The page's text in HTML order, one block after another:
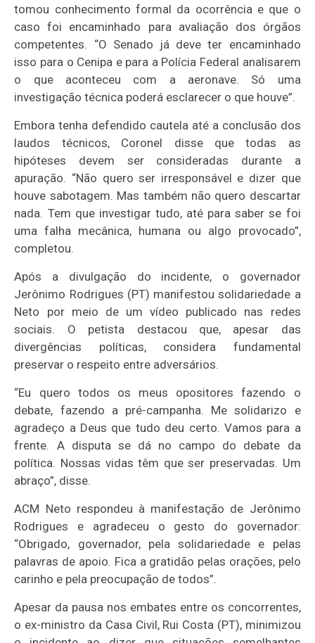
tomou conhecimento formal da ocorrência e que o
caso foi encaminhado para avaliação dos órgãos
competentes. “O Senado já deve ter encaminhado
isso para o Cenipa e para a Polícia Federal analisarem
o que aconteceu com a aeronave. Só uma
investigação técnica poderá esclarecer o que houve”.
Embora tenha defendido cautela até a conclusão dos
laudos técnicos, Coronel disse que todas as
hipóteses devem ser consideradas durante a
apuração. “Não quero ser irresponsável e dizer que
houve sabotagem. Mas também não quero descartar
nada. Tem que investigar tudo, até para saber se foi
uma falha mecânica, humana ou algo provocado”,
completou.
Após a divulgação do incidente, o governador
Jerônimo Rodrigues (PT) manifestou solidariedade a
Neto por meio de um vídeo publicado nas redes
sociais. O petista destacou que, apesar das
divergências políticas, considera fundamental
preservar o respeito entre adversários.
“Eu quero todos os meus opositores fazendo o
debate, fazendo a pré-campanha. Me solidarizo e
agradeço a Deus que tudo deu certo. Vamos para a
frente. A disputa se dá no campo do debate da
política. Nossas vidas têm que ser preservadas. Um
abraço”, disse.
ACM Neto respondeu à manifestação de Jerônimo
Rodrigues e agradeceu o gesto do governador:
“Obrigado, governador, pela solidariedade e pelas
palavras de apoio. Fica a gratidão pelas orações, pelo
carinho e pela preocupação de todos”.
Apesar da pausa nos embates entre os concorrentes,
o ex-ministro da Casa Civil, Rui Costa (PT), minimizou